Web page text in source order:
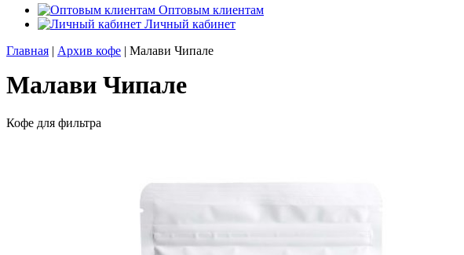
Оптовым клиентам
Личный кабинет
Главная | Архив кофе | Малави Чипале
Малави Чипале
Кофе для фильтра